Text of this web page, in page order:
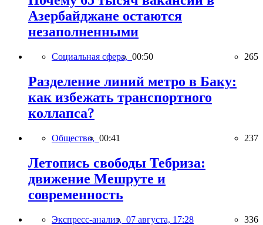
Азербайджане остаются
незаполненными
Социальная сфера, 00:50 265
Разделение линий метро в Баку:
как избежать транспортного
коллапса?
Общество, 00:41 237
Летопись свободы Тебриза:
движение Мешруте и
современность
Экспресс-анализ, 07 августа, 17:28 336